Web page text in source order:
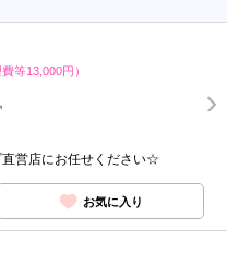
費等13,000円）
営店にお任せください☆
お気に入り